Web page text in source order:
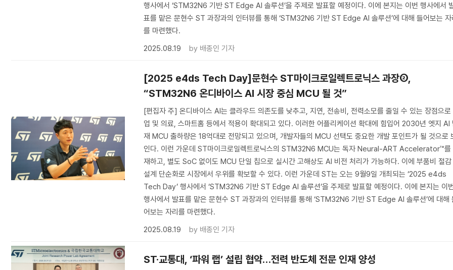
행사에서 ‘STM32N6 기반 ST Edge AI 솔루션’을 주제로 발표할 예정이다. 이에 본지는 이번 행사에서
표를 맡은 문현수 ST 과장과의 인터뷰를 통해 ‘STM32N6 기반 ST Edge AI 솔루션’에 대해 들어보는 자
를 마련했다.
2025.08.19
by 배종인 기자
[2025 e4ds Tech Day]문현수 ST마이크로일렉트로닉스 과장②,
“STM32N6 온디바이스 AI 시장 중심 MCU 될 것”
[편집자 주] 온디바이스 AI는 클라우드 의존도를 낮추고, 지연, 전송비, 전력소모를 줄일 수 있는 장점으로
업 및 의료, 스마트홈 등에서 적용이 확대되고 있다. 이러한 어플리케이션 확대에 힘입어 2030년 엣지 AI
재 MCU 출하량은 18억대로 전망되고 있으며, 개발자들의 MCU 선택도 중요한 개발 포인트가 될 것으로
인다. 이런 가운데 ST마이크로일렉트로닉스의 STM32N6 MCU는 독자 Neural-ART Accelerator™를
재하고, 별도 SoC 없이도 MCU 단일 칩으로 실시간 고해상도 AI 비전 처리가 가능하다. 이에 부품비 절감
설계 단순화로 시장에서 우위를 확보할 수 있다. 이런 가운데 ST는 오는 9월9일 개최되는 ‘2025 e4ds
Tech Day’ 행사에서 ‘STM32N6 기반 ST Edge AI 솔루션’을 주제로 발표할 예정이다. 이에 본지는 이
행사에서 발표를 맡은 문현수 ST 과장과의 인터뷰를 통해 ‘STM32N6 기반 ST Edge AI 솔루션’에 대해
어보는 자리를 마련했다.
2025.08.19
by 배종인 기자
ST·교통대, ‘파워 랩’ 설립 협약…전력 반도체 전문 인재 양성